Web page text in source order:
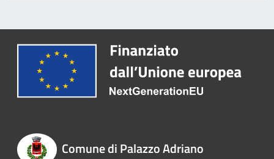
Comune di Palazzo Adriano